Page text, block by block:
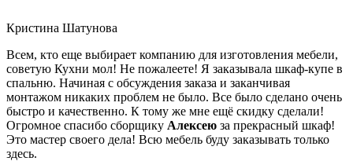
Кристина Шатунова
Всем, кто еще выбирает компанию для изготовления мебели,
советую Кухни мол! Не пожалеете! Я заказывала шкаф-купе в
спальню. Начиная с обсуждения заказа и заканчивая
монтажом никаких проблем не было. Все было сделано очень
быстро и качественно. К тому же мне ещё скидку сделали!
Огромное спасибо сборщику Алексею за прекрасный шкаф!
Это мастер своего дела! Всю мебель буду заказывать только
здесь.